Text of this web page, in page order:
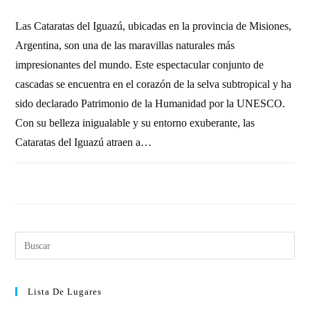
Las Cataratas del Iguazú, ubicadas en la provincia de Misiones,
Argentina, son una de las maravillas naturales más
impresionantes del mundo. Este espectacular conjunto de
cascadas se encuentra en el corazón de la selva subtropical y ha
sido declarado Patrimonio de la Humanidad por la UNESCO.
Con su belleza inigualable y su entorno exuberante, las
Cataratas del Iguazú atraen a…
Lista De Lugares